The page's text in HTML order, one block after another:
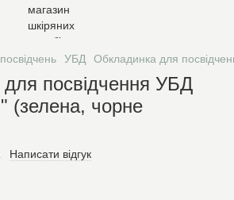
УБД Обкладинка для
посвідчення УБД
чорне
Написати відгук